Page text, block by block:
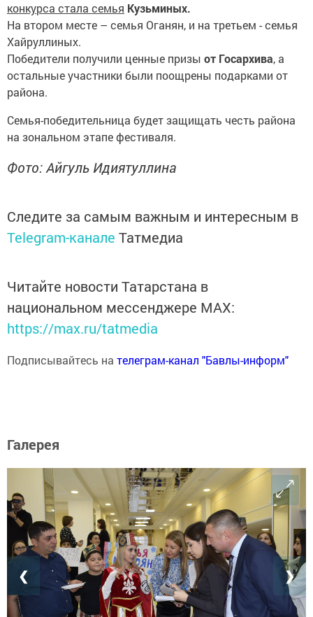
конкурса стала семья Кузьминых.
На втором месте – семья Оганян, и на третьем - семья
Хайруллиных.
Победители получили ценные призы от Госархива, а
остальные участники были поощрены подарками от
района.
Семья-победительница будет защищать честь района
на зональном этапе фестиваля.
Фото: Айгуль Идиятуллина
Следите за самым важным и интересным в
Telegram-канале Татмедиа
Читайте новости Татарстана в
национальном мессенджере MАХ:
https://max.ru/tatmedia
Подписывайтесь на телеграм-канал "Бавлы-информ"
Галерея
❮ ❯